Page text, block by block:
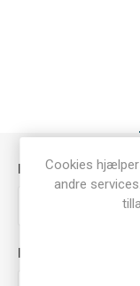
Dit navn
Din e-mail
Cookies
andre